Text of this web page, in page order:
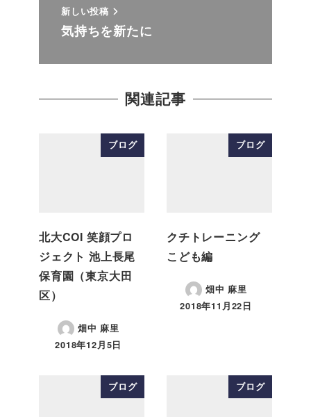
新しい投稿
気持ちを新たに
関連記事
ブログ
北大COI 笑顔プロ
ジェクト 池上長尾
保育園（東京大田
区）
畑中 麻里
2018年12月5日
ブログ
クチトレーニング
こども編
畑中 麻里
2018年11月22日
ブログ ブログ